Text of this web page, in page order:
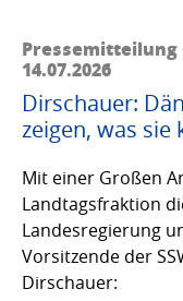
Pressemitteilung
14.07.2026
Dirschauer:
zeigen, was
Mit einer Großen
Landtagsfraktion
Landesregierung
Vorsitzende der
Dirschauer: